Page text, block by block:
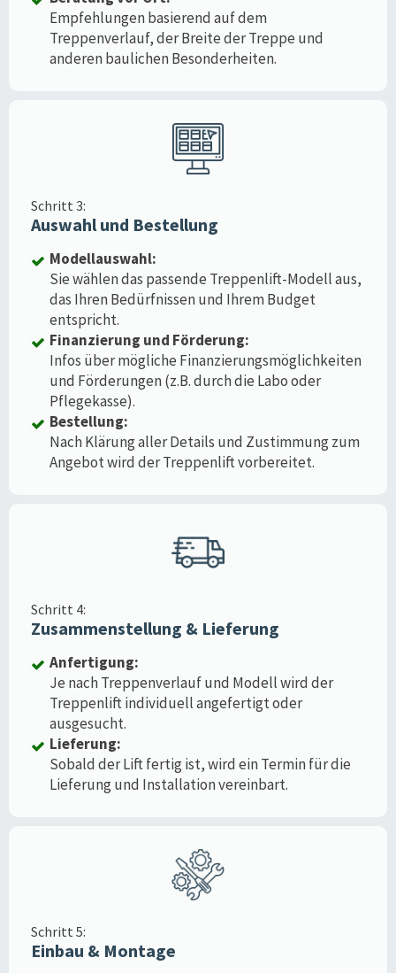
Empfehlungen basierend auf dem
Treppenverlauf, der Breite der Treppe und
anderen baulichen Besonderheiten.
Schritt 3:
Auswahl und Bestellung
Modellauswahl:
Sie wählen das passende Treppenlift-Modell aus,
das Ihren Bedürfnissen und Ihrem Budget
entspricht.
Finanzierung und Förderung:
Infos über mögliche Finanzierungsmöglichkeiten
und Förderungen (z.B. durch die Labo oder
Pflegekasse).
Bestellung:
Nach Klärung aller Details und Zustimmung zum
Angebot wird der Treppenlift vorbereitet.
Schritt 4:
Zusammenstellung & Lieferung
Anfertigung:
Je nach Treppenverlauf und Modell wird der
Treppenlift individuell angefertigt oder
ausgesucht.
Lieferung:
Sobald der Lift fertig ist, wird ein Termin für die
Lieferung und Installation vereinbart.
Schritt 5:
Einbau & Montage